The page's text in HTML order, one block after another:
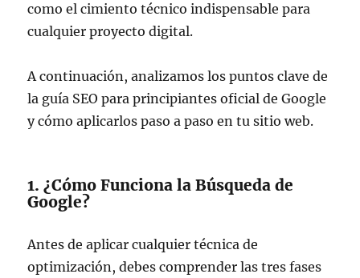
como el cimiento técnico indispensable para
cualquier proyecto digital.
A continuación, analizamos los puntos clave de
la guía SEO para principiantes oficial de Google
y cómo aplicarlos paso a paso en tu sitio web.
1. ¿Cómo Funciona la Búsqueda de
Google?
Antes de aplicar cualquier técnica de
optimización, debes comprender las tres fases